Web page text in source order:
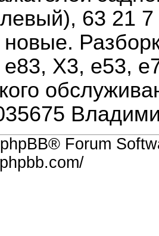
63 21
новые.
Х3, е53,
Forum